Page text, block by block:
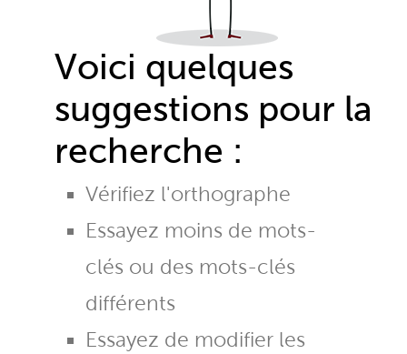
Voici quelques
suggestions pour la
recherche :
Vérifiez l'orthographe
Essayez moins de mots-
clés ou des mots-clés
différents
Essayez de modifier les